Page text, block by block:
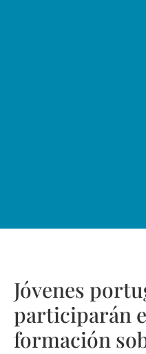
Jóvenes
participarán
formación